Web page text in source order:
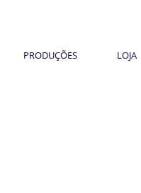
PRODUÇÕES LOJA